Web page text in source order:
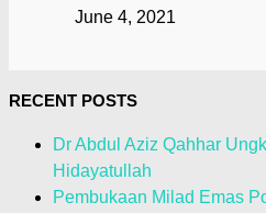
June 4, 2021
RECENT POSTS
Dr Abdul Aziz Qahhar
Hidayatullah
Pembukaan Milad Emas